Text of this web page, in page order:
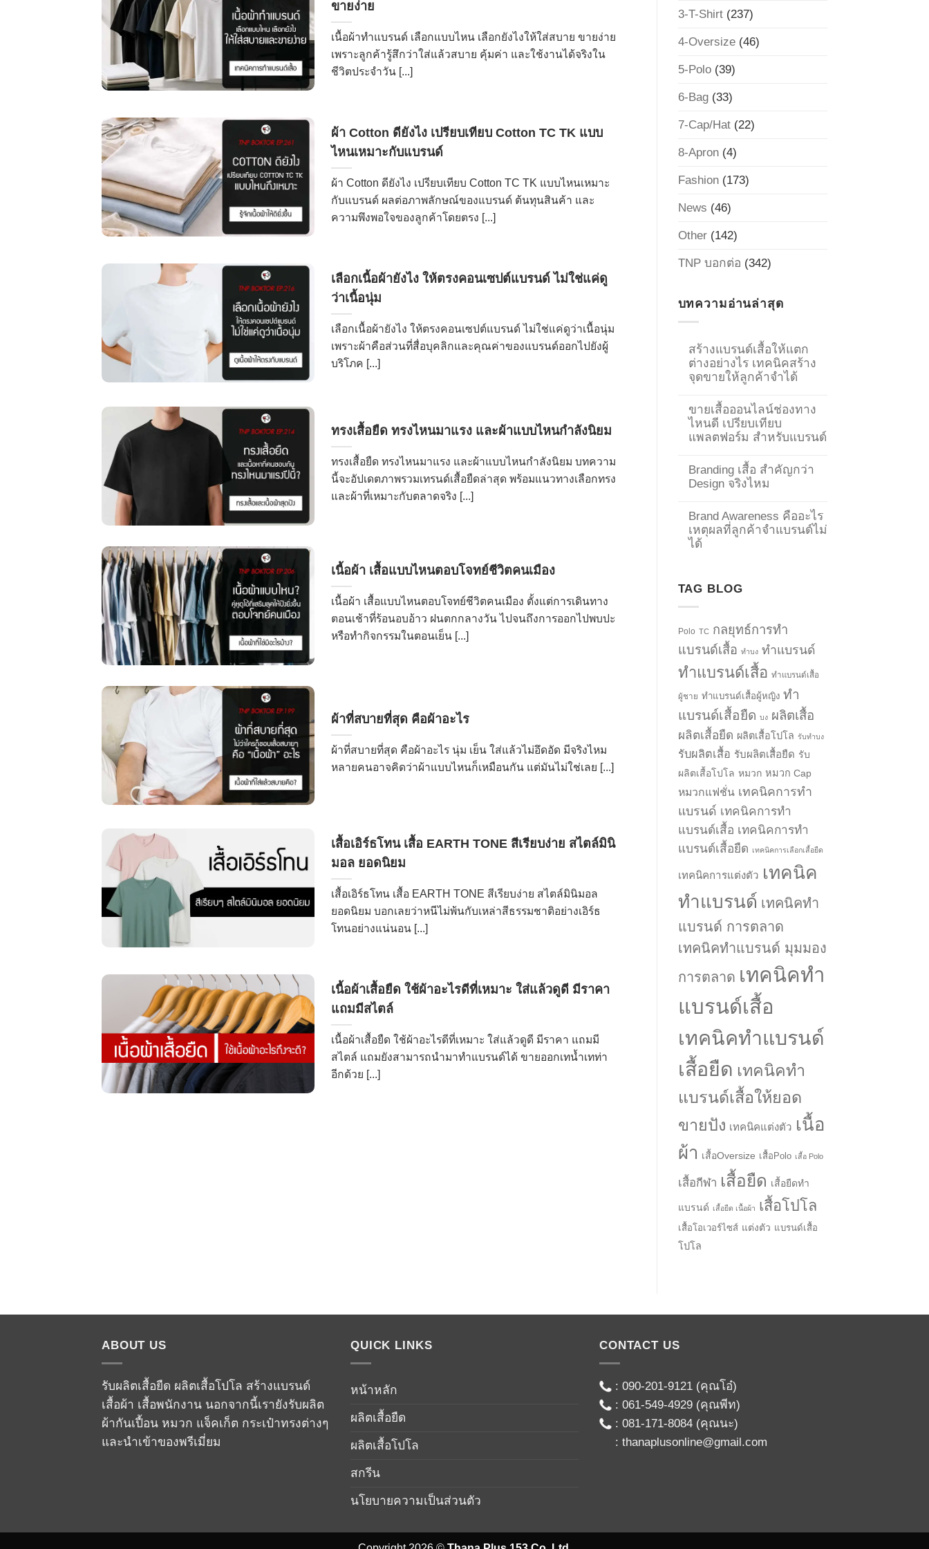
ขายง่าย
เนื้อผ้าทำแบรนด์ เลือกแบบไหน เลือกยังไงให้ใส่สบาย ขายง่าย
เพราะลูกค้ารู้สึกว่าใส่แล้วสบาย คุ้มค่า และใช้งานได้จริงใน
ชีวิตประจำวัน [...]
ผ้า Cotton ดียังไง เปรียบเทียบ Cotton TC TK แบบ
ไหนเหมาะกับแบรนด์
ผ้า Cotton ดียังไง เปรียบเทียบ Cotton TC TK แบบไหนเหมาะ
กับแบรนด์ ผลต่อภาพลักษณ์ของแบรนด์ ต้นทุนสินค้า และ
ความพึงพอใจของลูกค้าโดยตรง [...]
เลือกเนื้อผ้ายังไง ให้ตรงคอนเซปต์แบรนด์ ไม่ใช่แค่ดู
ว่าเนื้อนุ่ม
เลือกเนื้อผ้ายังไง ให้ตรงคอนเซปต์แบรนด์ ไม่ใช่แค่ดูว่าเนื้อนุ่ม
เพราะผ้าคือส่วนที่สื่อบุคลิกและคุณค่าของแบรนด์ออกไปยังผู้
บริโภค [...]
ทรงเสื้อยืด ทรงไหนมาแรง และผ้าแบบไหนกำลังนิยม
ทรงเสื้อยืด ทรงไหนมาแรง และผ้าแบบไหนกำลังนิยม บทความ
นี้จะอัปเดตภาพรวมเทรนด์เสื้อยืดล่าสุด พร้อมแนวทางเลือกทรง
และผ้าที่เหมาะกับตลาดจริง [...]
เนื้อผ้า เสื้อแบบไหนตอบโจทย์ชีวิตคนเมือง
เนื้อผ้า เสื้อแบบไหนตอบโจทย์ชีวิตคนเมือง ตั้งแต่การเดินทาง
ตอนเช้าที่ร้อนอบอ้าว ฝนตกกลางวัน ไปจนถึงการออกไปพบปะ
หรือทำกิจกรรมในตอนเย็น [...]
ผ้าที่สบายที่สุด คือผ้าอะไร
ผ้าที่สบายที่สุด คือผ้าอะไร นุ่ม เย็น ใส่แล้วไม่อึดอัด มีจริงไหม
หลายคนอาจคิดว่าผ้าแบบไหนก็เหมือนกัน แต่มันไม่ใช่เลย [...]
เสื้อเอิร์ธโทน เสื้อ EARTH TONE สีเรียบง่าย สไตล์มินิ
มอล ยอดนิยม
เสื้อเอิร์ธโทน เสื้อ EARTH TONE สีเรียบง่าย สไตล์มินิมอล
ยอดนิยม บอกเลยว่าหนีไม่พ้นกับเหล่าสีธรรมชาติอย่างเอิร์ธ
โทนอย่างแน่นอน [...]
เนื้อผ้าเสื้อยืด ใช้ผ้าอะไรดีที่เหมาะ ใส่แล้วดูดี มีราคา
แถมมีสไตล์
เนื้อผ้าเสื้อยืด ใช้ผ้าอะไรดีที่เหมาะ ใส่แล้วดูดี มีราคา แถมมี
สไตล์ แถมยังสามารถนำมาทำแบรนด์ได้ ขายออกเทน้ำเทท่า
อีกด้วย [...]
3-T-Shirt(237)
4-Oversize(46)
5-Polo(39)
6-Bag(33)
7-Cap/Hat(22)
8-Apron(4)
Fashion(173)
News (46)
Other(142)
TNP บอกต่อ (342)
บทความอ่านล่าสุด
สร้างแบรนด์เสื้อให้แตก
ต่างอย่างไร เทคนิคสร้าง
จุดขายให้ลูกค้าจำได้
ขายเสื้อออนไลน์ช่องทาง
ไหนดี เปรียบเทียบ
แพลตฟอร์ม สำหรับแบรนด์
Branding เสื้อ สำคัญกว่า
Design จริงไหม
Brand Awareness คืออะไร
เหตุผลที่ลูกค้าจำแบรนด์ไม่
ได้
TAG BLOG
Polo TC กลยุทธ์การทำ
แบรนด์เสื้อ ทำบง ทำแบรนด์
ทำแบรนด์เสื้อ ทำแบรนด์เสื้อ
ผู้ชาย ทำแบรนด์เสื้อผู้หญิง ทำ
แบรนด์เสื้อยืด บง ผลิตเสื้อ
ผลิตเสื้อยืด ผลิตเสื้อโปโล รับทำบง
รับผลิตเสื้อ รับผลิตเสื้อยืด รับ
ผลิตเสื้อโปโล หมวก หมวก Cap
หมวกแฟชั่น เทคนิคการทำ
แบรนด์ เทคนิคการทำ
แบรนด์เสื้อ เทคนิคการทำ
แบรนด์เสื้อยืด เทคนิคการเลือกเสื้อยืด
เทคนิคการแต่งตัว เทคนิค
ทำแบรนด์ เทคนิคทำ
แบรนด์ การตลาด
เทคนิคทำแบรนด์ มุมมอง
การตลาด เทคนิคทำ
แบรนด์เสื้อ
เทคนิคทำแบรนด์
เสื้อยืด เทคนิคทำ
แบรนด์เสื้อให้ยอด
ขายปัง เทคนิคแต่งตัว เนื้อ
ผ้า เสื้อOversize เสื้อPolo เสื้อ Polo
เสื้อกีฬา เสื้อยืด เสื้อยืดทำ
แบรนด์ เสื้อยืด เนื้อผ้า เสื้อโปโล
เสื้อโอเวอร์ไซส์ แต่งตัว แบรนด์เสื้อ
โปโล
ABOUT US
รับผลิตเสื้อยืด ผลิตเสื้อโปโล สร้างแบรนด์
เสื้อผ้า เสื้อพนักงาน นอกจากนี้เรายังรับผลิต
ผ้ากันเปื้อน หมวก แจ็คเก็ต กระเป๋าทรงต่างๆ
และนำเข้าของพรีเมี่ยม
QUICK LINKS
หน้าหลัก
ผลิตเสื้อยืด
ผลิตเสื้อโปโล
สกรีน
นโยบายความเป็นส่วนตัว
CONTACT US
: 090-201-9121(คุณโอ๋)
: 061-549-4929(คุณพีท)
: 081-171-8084(คุณนะ)
: thanaplusonline@gmail.com